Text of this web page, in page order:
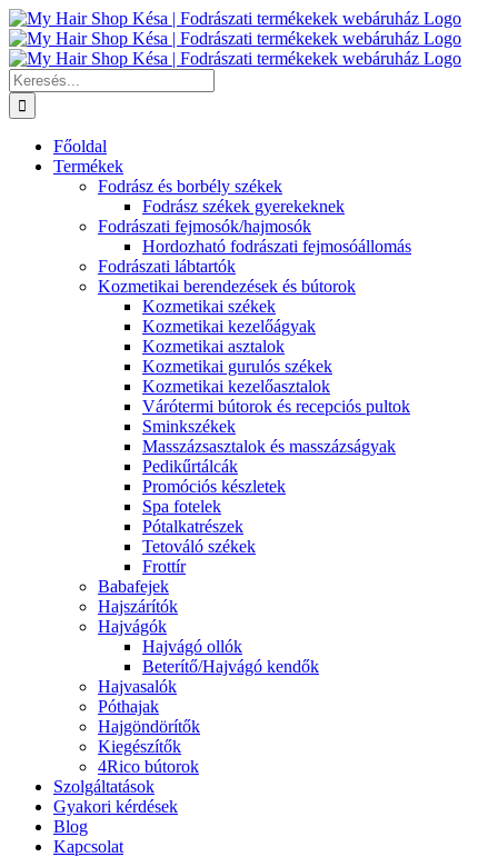
Kihagyás
Keresés...
Főoldal
Termékek
Fodrász és borbély székek
Fodrász székek gyerekeknek
Fodrászati fejmosók/hajmosók
Hordozható fodrászati fejmosóállomás
Fodrászati lábtartók
Kozmetikai berendezések és bútorok
Kozmetikai székek
Kozmetikai kezelőágyak
Kozmetikai asztalok
Kozmetikai gurulós székek
Kozmetikai kezelőasztalok
Várótermi bútorok és recepciós pultok
Sminkszékek
Masszázsasztalok és masszázságyak
Pedikűrtálcák
Promóciós készletek
Spa fotelek
Pótalkatrészek
Tetováló székek
Frottír
Babafejek
Hajszárítók
Hajvágók
Hajvágó ollók
Beterítő/Hajvágó kendők
Hajvasalók
Póthajak
Hajgöndörítők
Kiegészítők
4Rico bútorok
Szolgáltatások
Gyakori kérdések
Blog
Kapcsolat